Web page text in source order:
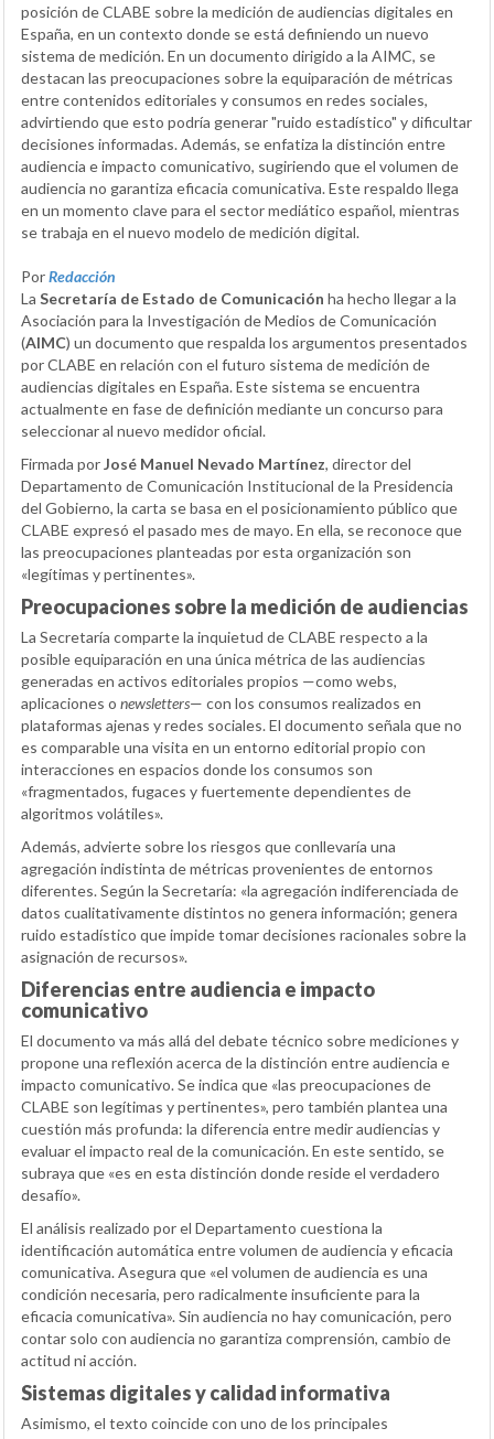
posición de CLABE sobre la medición de audiencias digitales en
España, en un contexto donde se está definiendo un nuevo
sistema de medición. En un documento dirigido a la AIMC, se
destacan las preocupaciones sobre la equiparación de métricas
entre contenidos editoriales y consumos en redes sociales,
advirtiendo que esto podría generar "ruido estadístico" y dificultar
decisiones informadas. Además, se enfatiza la distinción entre
audiencia e impacto comunicativo, sugiriendo que el volumen de
audiencia no garantiza eficacia comunicativa. Este respaldo llega
en un momento clave para el sector mediático español, mientras
se trabaja en el nuevo modelo de medición digital.
PorRedacción
La Secretaría de Estado de Comunicación ha hecho llegar a la
Asociación para la Investigación de Medios de Comunicación
(AIMC) un documento que respalda los argumentos presentados
por CLABE en relación con el futuro sistema de medición de
audiencias digitales en España. Este sistema se encuentra
actualmente en fase de definición mediante un concurso para
seleccionar al nuevo medidor oficial.
Firmada porJosé Manuel Nevado Martínez, director del
Departamento de Comunicación Institucional de la Presidencia
del Gobierno, la carta se basa en el posicionamiento público que
CLABE expresó el pasado mes de mayo. En ella, se reconoce que
las preocupaciones planteadas por esta organización son
«legítimas y pertinentes».
Preocupaciones sobre la medición de audiencias
La Secretaría comparte la inquietud de CLABE respecto a la
posible equiparación en una única métrica de las audiencias
generadas en activos editoriales propios —como webs,
aplicaciones o newsletters— con los consumos realizados en
plataformas ajenas y redes sociales. El documento señala que no
es comparable una visita en un entorno editorial propio con
interacciones en espacios donde los consumos son
«fragmentados, fugaces y fuertemente dependientes de
algoritmos volátiles».
Además, advierte sobre los riesgos que conllevaría una
agregación indistinta de métricas provenientes de entornos
diferentes. Según la Secretaría: «la agregación indiferenciada de
datos cualitativamente distintos no genera información; genera
ruido estadístico que impide tomar decisiones racionales sobre la
asignación de recursos».
Diferencias entre audiencia e impacto
comunicativo
El documento va más allá del debate técnico sobre mediciones y
propone una reflexión acerca de la distinción entre audiencia e
impacto comunicativo. Se indica que «las preocupaciones de
CLABE son legítimas y pertinentes», pero también plantea una
cuestión más profunda: la diferencia entre medir audiencias y
evaluar el impacto real de la comunicación. En este sentido, se
subraya que «es en esta distinción donde reside el verdadero
desafío».
El análisis realizado por el Departamento cuestiona la
identificación automática entre volumen de audiencia y eficacia
comunicativa. Asegura que «el volumen de audiencia es una
condición necesaria, pero radicalmente insuficiente para la
eficacia comunicativa». Sin audiencia no hay comunicación, pero
contar solo con audiencia no garantiza comprensión, cambio de
actitud ni acción.
Sistemas digitales y calidad informativa
Asimismo, el texto coincide con uno de los principales